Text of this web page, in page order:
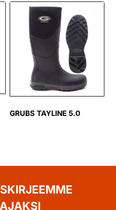
GRUBS TAYLINE 5.0